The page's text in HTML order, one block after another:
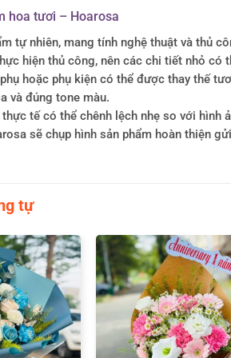
hoa tươi – Hoarosa
tự nhiên, mang tính nghệ thuật và thủ
hiện thủ công, nên các chi tiết nhỏ có
hoặc phụ kiện có thể được thay thế
và đúng tone màu.
tế có thể chênh lệch nhẹ so với hình
sẽ chụp hình sản phẩm hoàn thiện
tự